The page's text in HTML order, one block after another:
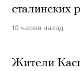
сталинских
10 часов назад
Жители